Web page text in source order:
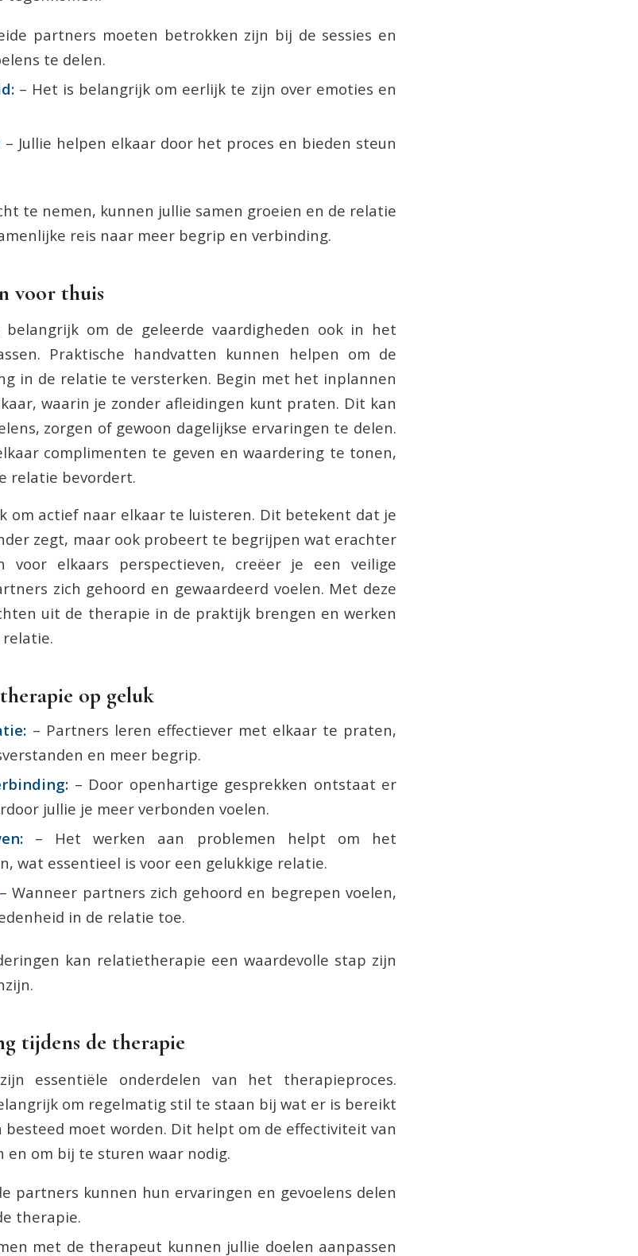
partners moeten betrokken zijn bij de sessies en
te delen.
– Het is belangrijk om eerlijk te zijn over emoties en
– Jullie helpen elkaar door het proces en bieden steun
te nemen, kunnen jullie samen groeien en de relatie
reis naar meer begrip en verbinding.
voor thuis
om de geleerde vaardigheden ook in het
Praktische handvatten kunnen helpen om de
in de relatie te versterken. Begin met het inplannen
waarin je zonder afleidingen kunt praten. Dit kan
zorgen of gewoon dagelijkse ervaringen te delen.
complimenten te geven en waardering te tonen,
relatie bevordert.
om actief naar elkaar te luisteren. Dit betekent dat je
zegt, maar ook probeert te begrijpen wat erachter
elkaars perspectieven, creëer je een veilige
zich gehoord en gewaardeerd voelen. Met deze
uit de therapie in de praktijk brengen en werken
op geluk
– Partners leren effectiever met elkaar te praten,
en meer begrip.
– Door openhartige gesprekken ontstaat er
jullie je meer verbonden voelen.
– Het werken aan problemen helpt om het
wat essentieel is voor een gelukkige relatie.
Wanneer partners zich gehoord en begrepen voelen,
in de relatie toe.
kan relatietherapie een waardevolle stap zijn
tijdens de therapie
essentiële onderdelen van het therapieproces.
om regelmatig stil te staan bij wat er is bereikt
besteed moet worden. Dit helpt om de effectiviteit van
om bij te sturen waar nodig.
partners kunnen hun ervaringen en gevoelens delen
therapie.
met de therapeut kunnen jullie doelen aanpassen